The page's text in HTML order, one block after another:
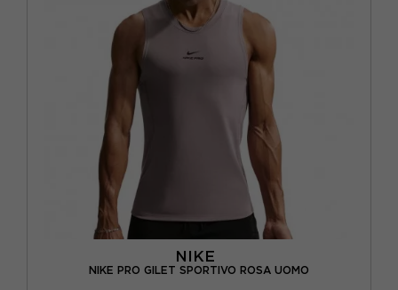
NIKE
NIKE PRO GILET SPORTIVO ROSA UOMO